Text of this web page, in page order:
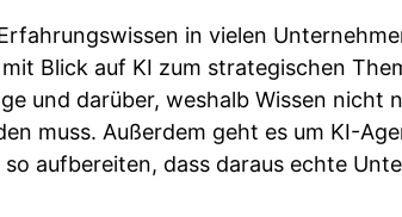
in vielen
Blick auf KI zum strategischen
und darüber, weshalb Wissen
muss. Außerdem geht es um KI-
aufbereiten, dass daraus echte